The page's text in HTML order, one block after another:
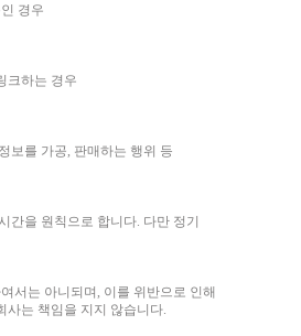
경우
크하는 경우
보를 가공, 판매하는 행위 등
간을 원칙으로 합니다. 다만 정기
서는 아니되며, 이를 위반으로 인해
사는 책임을 지지 않습니다.